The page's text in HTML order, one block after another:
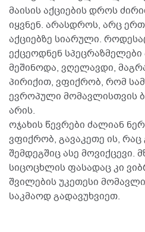
მაისის აქციების დროს
იყვნენ. არასდროს, არც
აქციებზე სიარული.
ექცეოდნენ
მეშინოდა, ვღელავდი,
პირიქით, ვფიქრობ, რომ
ევროპული მომავლისთვის
არის.
ოჯახის წევრები ძალიან
ვფიქრობ, გავაკეთე ის,
შემდეგშიც ასე მოვიქცევი.
სიცოცხლის ფასადაც კი
შვილების უკეთესი
საკმაოდ გადავუხვიეთ.